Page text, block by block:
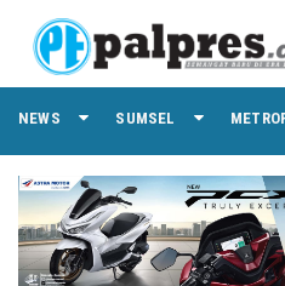
NEWS SUMSEL